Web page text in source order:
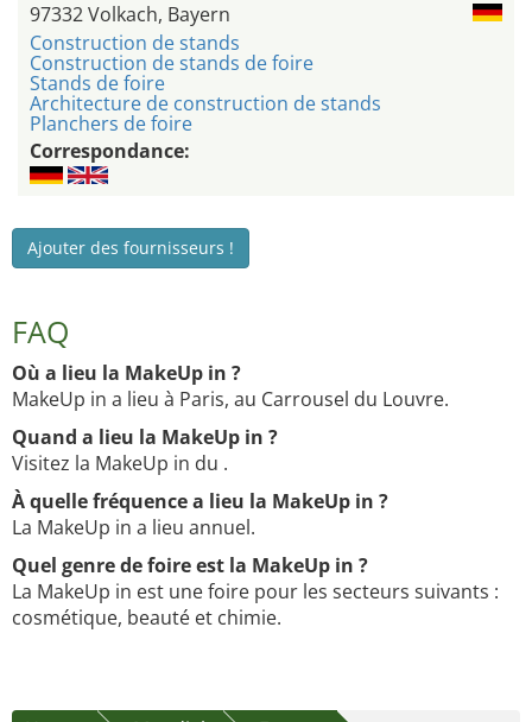
97332 Volkach, Bayern
Construction de stands
Construction de stands de foire
Stands de foire
Architecture de construction de stands
Planchers de foire
Correspondance:
Ajouter des fournisseurs !
FAQ
Où a lieu la MakeUp in ?
MakeUp in a lieu à Paris, au Carrousel du Louvre.
Quand a lieu la MakeUp in ?
Visitez la MakeUp in du .
À quelle fréquence a lieu la MakeUp in ?
La MakeUp in a lieu annuel.
Quel genre de foire est la MakeUp in ?
La MakeUp in est une foire pour les secteurs suivants :
cosmétique, beauté et chimie.